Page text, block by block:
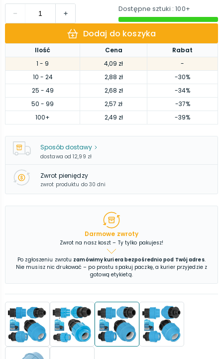
Ilość Cena
Rabat
1 - 9 4,09 zł
-
10 - 24 2,88 zł
-30%
25 - 49 2,68 zł
-34%
50 - 99 2,57 zł
-37%
100+ 2,49 zł -39%
Dostępne sztuki : 100+
Dodaj do koszyka
Sposób dostawy
dostawa od 12,99 zł
Zwrot pieniędzy
zwrot produktu do 30 dni
Darmowe zwroty
Zwrot na nasz koszt – Ty tylko pakujesz!
Po zgłoszeniu zwrotu zamówimy kuriera bezpośrednio pod Twój adres.
Nie musisz nic drukować – po prostu spakuj paczkę, a kurier przyjedzie z
gotową etykietą.